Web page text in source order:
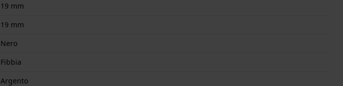
19 mm
19 mm
Nero
Fibbia
Argento